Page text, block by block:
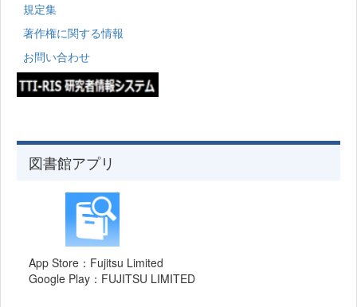
規定集
著作権に関する情報
お問い合わせ
図書館アプリ
App Store：Fujitsu Limited
Google Play：FUJITSU LIMITED